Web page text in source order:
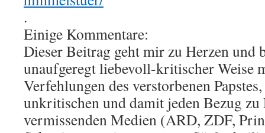
.
Einige Kommentare:
Dieser Beitrag geht mir zu Herzen und
unaufgeregt liebevoll-kritischer Weise
Verfehlungen des verstorbenen
unkritischen und damit jeden Bezug
vermissenden Medien (ARD, ZDF,